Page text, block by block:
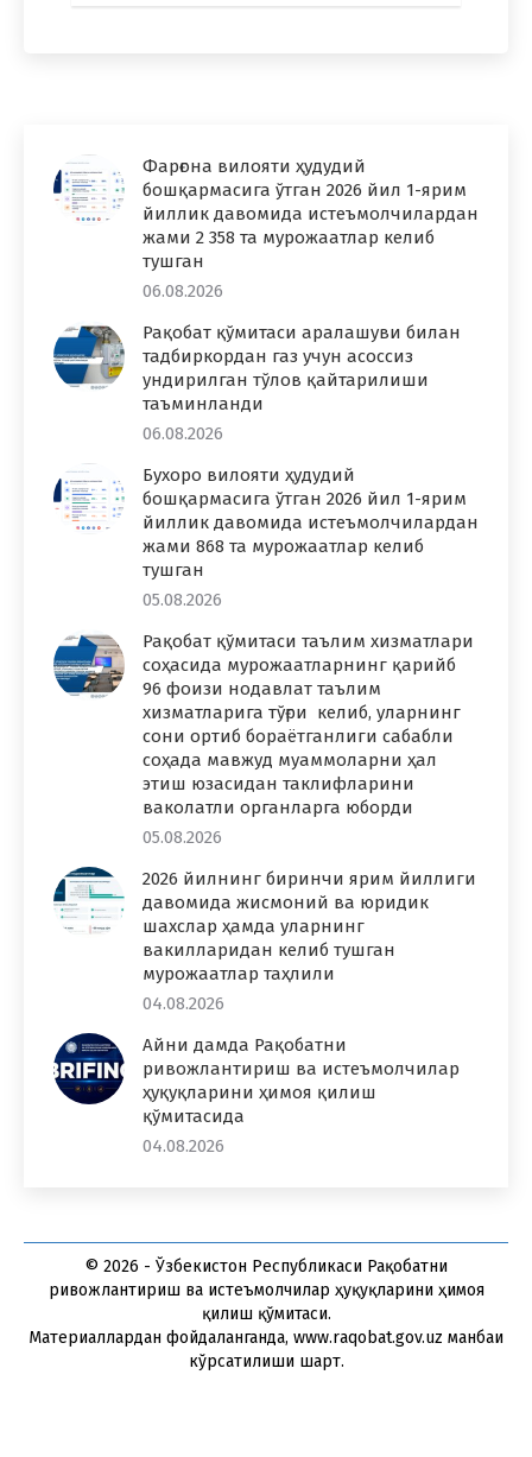
Фарғона вилояти ҳудудий
бошқармасига ўтган 2026 йил 1-ярим
йиллик давомида истеъмолчилардан
жами 2 358 та мурожаатлар келиб
тушган
06.08.2026
Рақобат қўмитаси аралашуви билан
тадбиркордан газ учун асоссиз
ундирилган тўлов қайтарилиши
таъминланди
06.08.2026
Бухоро вилояти ҳудудий
бошқармасига ўтган 2026 йил 1-ярим
йиллик давомида истеъмолчилардан
жами 868 та мурожаатлар келиб
тушган
05.08.2026
Рақобат қўмитаси таълим хизматлари
соҳасида мурожаатларнинг қарийб
96 фоизи нодавлат таълим
хизматларига тўғри келиб, уларнинг
сони ортиб бораётганлиги сабабли
соҳада мавжуд муаммоларни ҳал
этиш юзасидан таклифларини
ваколатли органларга юборди
05.08.2026
2026 йилнинг биринчи ярим йиллиги
давомида жисмоний ва юридик
шахслар ҳамда уларнинг
вакилларидан келиб тушган
мурожаатлар таҳлили
04.08.2026
Айни дамда Рақобатни
ривожлантириш ва истеъмолчилар
ҳуқуқларини ҳимоя қилиш
қўмитасида
04.08.2026
© 2026 - Ўзбекистон Республикаси Рақобатни
ривожлантириш ва истеъмолчилар ҳуқуқларини ҳимоя
қилиш қўмитаси.
Материаллардан фойдаланганда, www.raqobat.gov.uz манбаи
кўрсатилиши шарт.